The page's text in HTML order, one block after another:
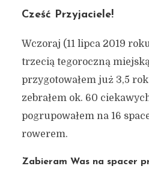
Cześć Przyjaciele!
Wczoraj (11 lipca 2019
trzecią tegoroczną
przygotowałem już 3,5
zebrałem ok. 60
pogrupowałem na 16
rowerem.
Zabieram Was na spacer